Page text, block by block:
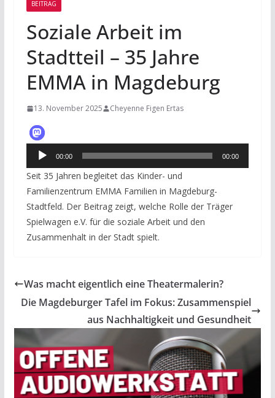
BEITRAG
Soziale Arbeit im
Stadtteil – 35 Jahre
EMMA in Magdeburg
13. November 2025 Cheyenne Figen Ertas
Audio-
Player
00:00 00:00
Seit 35 Jahren begleitet das Kinder- und
Familienzentrum EMMA Familien in Magdeburg-
Stadtfeld. Der Beitrag zeigt, welche Rolle der Träger
Spielwagen e.V. für die soziale Arbeit und den
Zusammenhalt in der Stadt spielt.
Was macht eigentlich eine Theatermalerin?
Die Magdeburger Tafel im Fokus: Zusammenspiel
aus Nachhaltigkeit und Gesundheit